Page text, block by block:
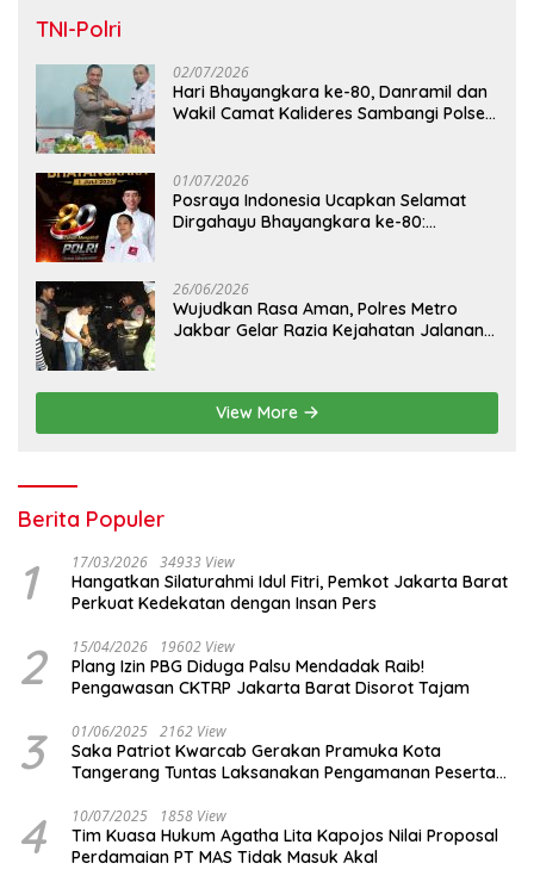
TNI-Polri
02/07/2026
Hari Bhayangkara ke-80, Danramil dan
Wakil Camat Kalideres Sambangi Polsek
01/07/2026
Posraya Indonesia Ucapkan Selamat
Dirgahayu Bhayangkara ke-80:
26/06/2026
Wujudkan Rasa Aman, Polres Metro
Jakbar Gelar Razia Kejahatan Jalanan
View More
Berita Populer
1 17/03/2026 34933 View
Hangatkan Silaturahmi Idul Fitri, Pemkot Jakarta Barat
Perkuat Kedekatan dengan Insan Pers
2 15/04/2026 19602 View
Plang Izin PBG Diduga Palsu Mendadak Raib!
Pengawasan CKTRP Jakarta Barat Disorot Tajam
3 01/06/2025 2162 View
Saka Patriot Kwarcab Gerakan Pramuka Kota
Tangerang Tuntas Laksanakan Pengamanan Peserta
4 10/07/2025 1858 View
Tim Kuasa Hukum Agatha Lita Kapojos Nilai Proposal
Perdamaian PT MAS Tidak Masuk Akal